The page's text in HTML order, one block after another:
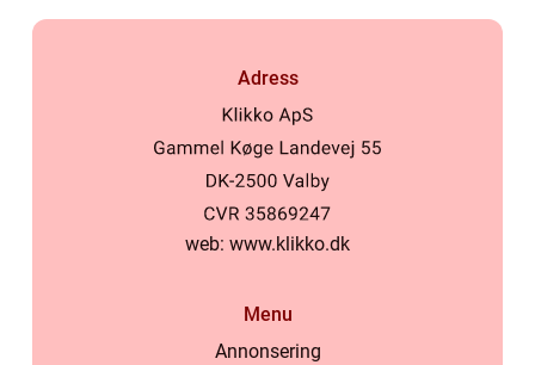
Adress
web: www.klikko.dk
Menu
Annonsering